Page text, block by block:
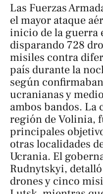
Las Fuerzas
el mayor ataque
inicio de la guerra
disparando 728
misiles contra
país durante la
según
ucranianas y
ambos bandos. La
región de Volinia,
principales
otras localidades
Ucrania. El
Rudnytskyi,
drones y cinco